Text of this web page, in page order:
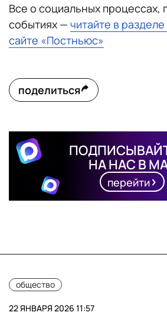
Все о социальных процессах,
событиях — читайте в
сайте «Постньюс»
поделиться
НА НАС В
перейти
общество
22 ЯНВАРЯ 2026 11:57